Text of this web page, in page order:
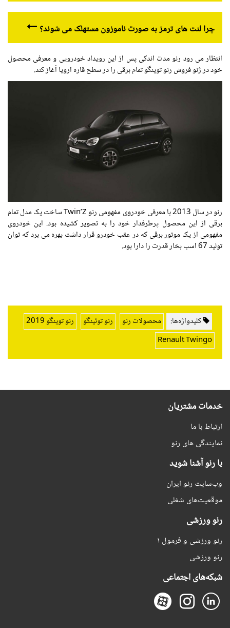
چرا لنت های ترمز به صورت ناموزون مستهلک می شوند؟
انتظار می رود رنو مدت اندکی پس از این رویداد خودرویی و معرفی محصول
خود در ژنو فروش رنو توینگو تمام برقی را در سطح قاره اروپا آغاز کند.
رنو در سال 2013 با معرفی خودروی مفهومی رنو Twin’Z ساخت یک مدل تمام
برقی از این محصول پرطرفدار خود را به تصویر کشیده بود. این خودروی
مفهومی از یک موتور برقی که در عقب خودرو قرار داشت بهره می برد که توان
تولید 67 اسب بخار قدرت را دارا بود.
کلیدواژه‌ها: محصولات رنو رنو توئینگو
رنو توینگو 2019
Renault Twingo
خدمات مشتریان
ارتباط با ما
نمایندگی های رنو
با رنو آشنا شوید
وب‌سایت رنو ایران
موقعیت‌های شغلی
رنو ورزشی
رنو ورزشی و فرمول ۱
رنو ورزشی
شبکه‌های اجتماعی